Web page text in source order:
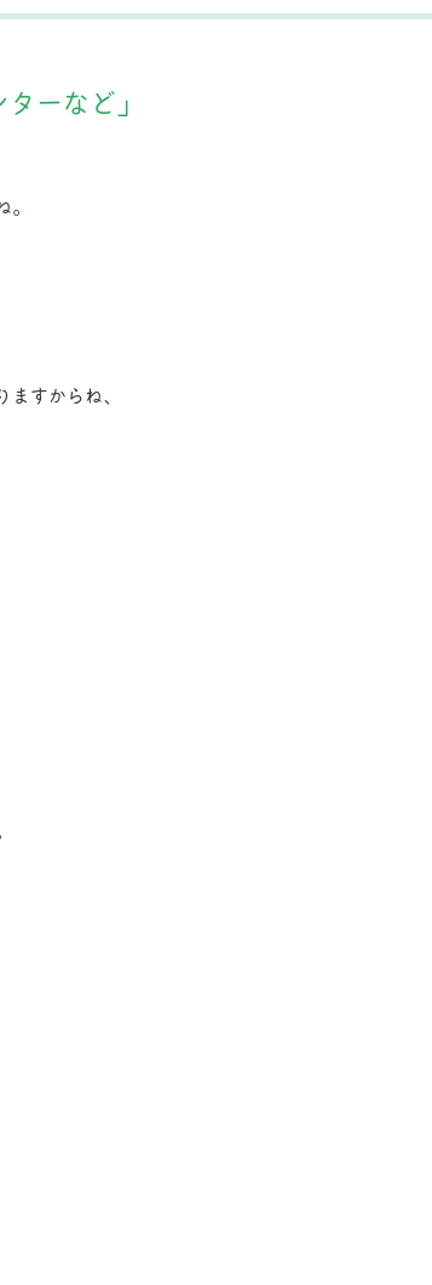
ーなど」
すからね、